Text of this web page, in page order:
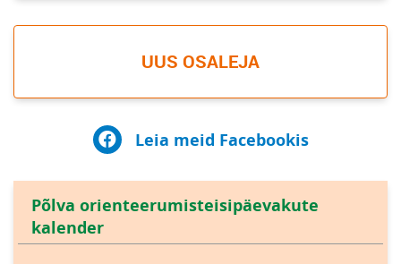
UUS OSALEJA
Leia meid Facebookis
Põlva orienteerumisteisipäevakute
kalender